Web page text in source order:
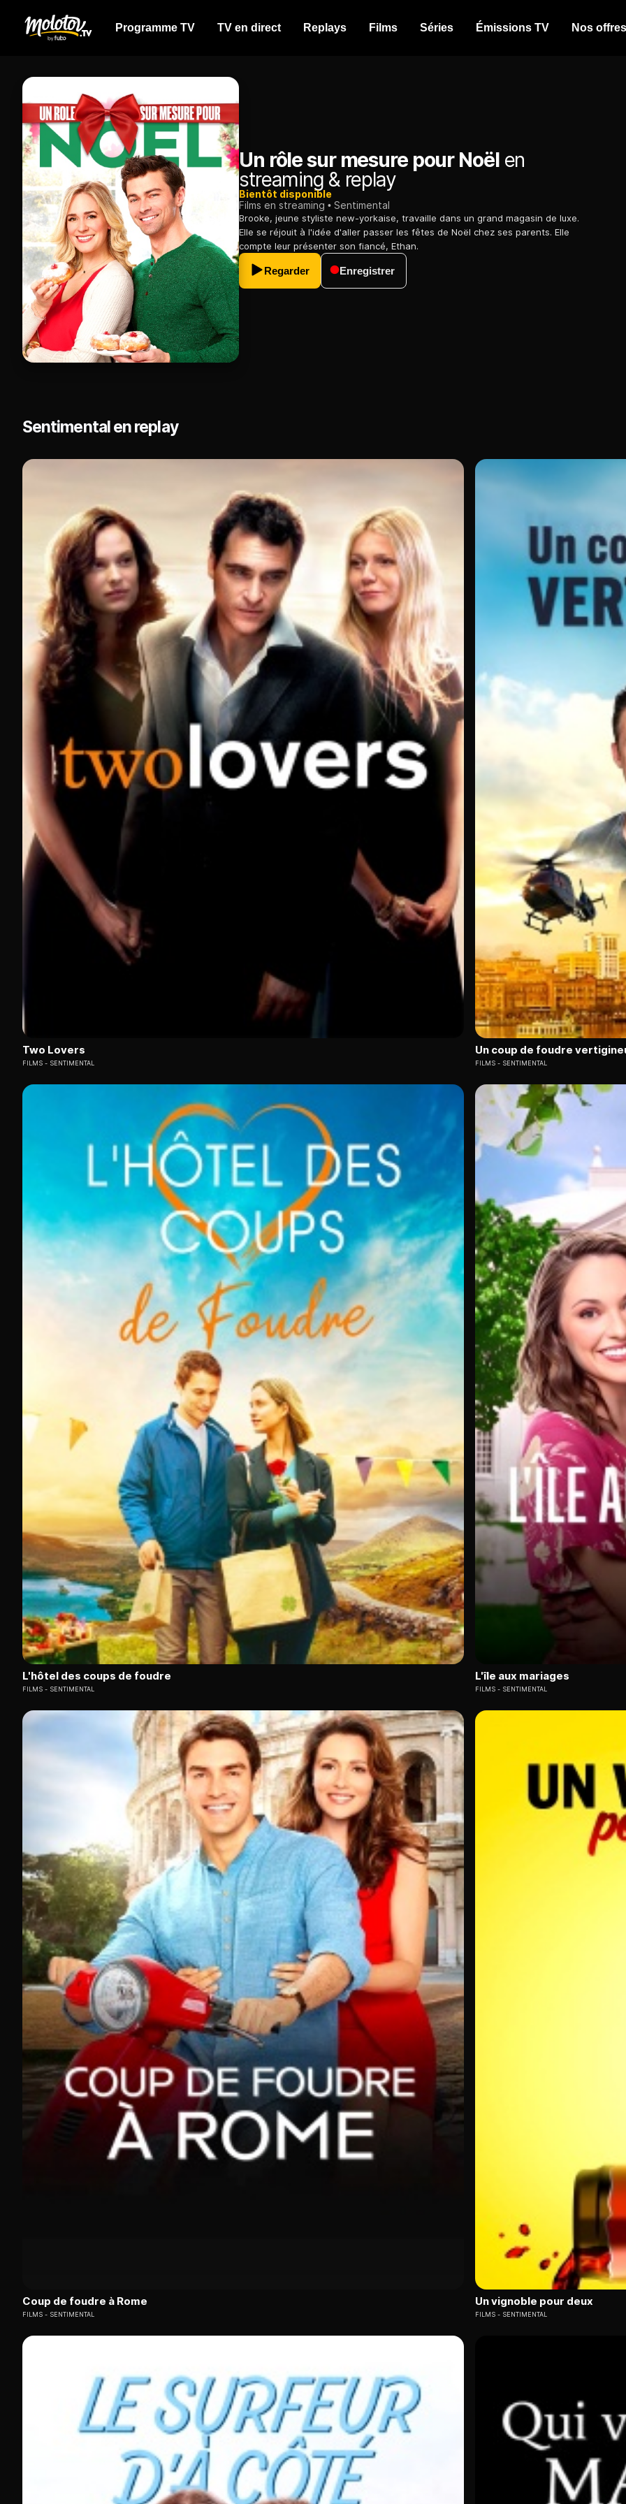
Programme TV TV en direct Replays Films Séries Émissions TV Nos offres
Un rôle sur mesure pour Noëlen
streaming & replay
Bientôt disponible
Films en streaming
Sentimental
Brooke, jeune styliste new-yorkaise, travaille dans un grand magasin de luxe.
Elle se réjouit à l'idée d'aller passer les fêtes de Noël chez ses parents. Elle
compte leur présenter son fiancé, Ethan.
Regarder Enregistrer
Sentimental en replay
Two Lovers
FILMS SENTIMENTAL
Un coup de foudre
FILMS SENTIMENTAL
L'hôtel des coups de foudre
FILMS SENTIMENTAL
L'île aux mariages
FILMS SENTIMENTAL
Coup de foudre à Rome
FILMS SENTIMENTAL
Un vignoble pour deux
FILMS SENTIMENTAL